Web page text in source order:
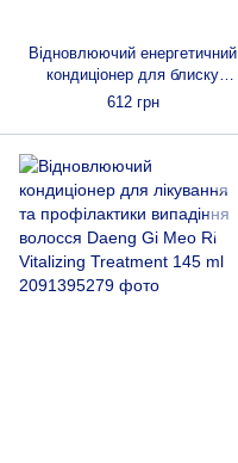
Відновлюючий енергетичний
кондиціонер для блиску
волосся живильний DAENG GI
Treatment, 500 мл
612 грн